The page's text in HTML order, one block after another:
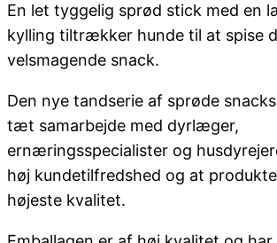
En let tyggelig sprød stick med en
kylling tiltrækker hunde til at spise
velsmagende snack.
Den nye tandserie af sprøde
tæt samarbejde med dyrlæger,
ernæringsspecialister og
høj kundetilfredshed og at
højeste kvalitet.